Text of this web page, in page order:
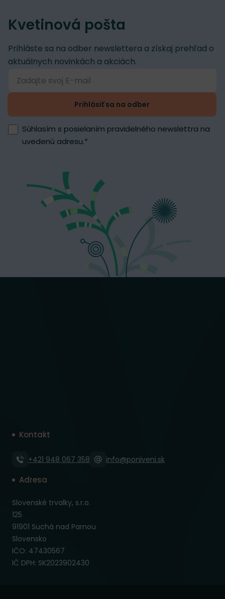
Kvetinová pošta
Prihláste sa na odber newslettera a získaj prehľad o
aktuálnych novinkách a akciách.
Prihlásiť sa na odber
Súhlasím s posielaním pravidelného newslettra na
uvedenú adresu.*
Kontakt
+421 948 067 358 info@poniveni.sk
Adresa
Slovenské trvalky, s.r.o.
125
91901 Suchá nad Parnou
Slovensko
IČO: 47430567
IČ DPH: SK2023902430